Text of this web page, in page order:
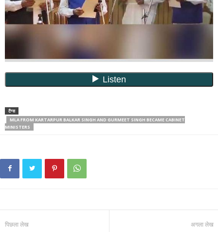
टैग्स
MLA FROM KARTARPUR BALKAR SINGH AND GURMEET SINGH BECAME CABINET
MINISTERS
पिछला लेख अगला लेख